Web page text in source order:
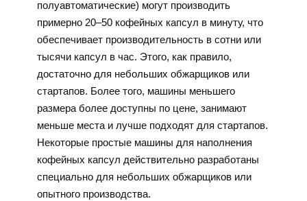
полуавтоматические) могут производить
примерно 20–50 кофейных капсул в минуту, что
обеспечивает производительность в сотни или
тысячи капсул в час. Этого, как правило,
достаточно для небольших обжарщиков или
стартапов. Более того, машины меньшего
размера более доступны по цене, занимают
меньше места и лучше подходят для стартапов.
Некоторые простые машины для наполнения
кофейных капсул действительно разработаны
специально для небольших обжарщиков или
опытного производства.